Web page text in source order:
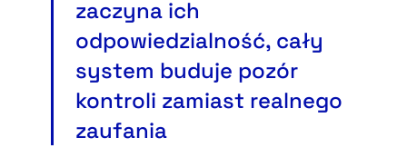
zaczyna ich
odpowiedzialność, cały
system buduje pozór
kontroli zamiast realnego
zaufania